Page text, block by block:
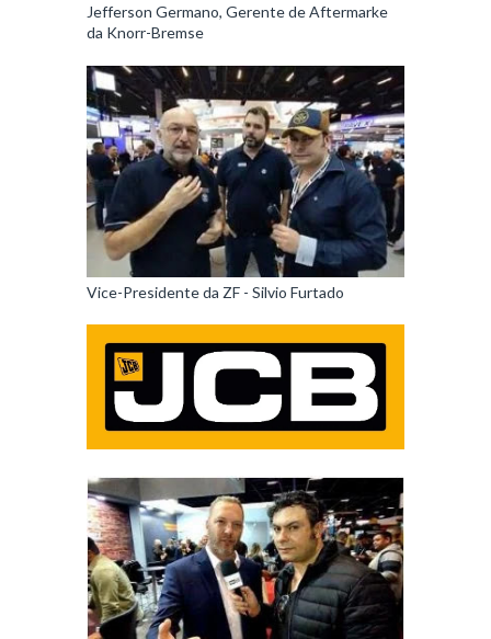
Jefferson Germano, Gerente de Aftermarke
da Knorr-Bremse
Vice-Presidente da ZF - Silvio Furtado